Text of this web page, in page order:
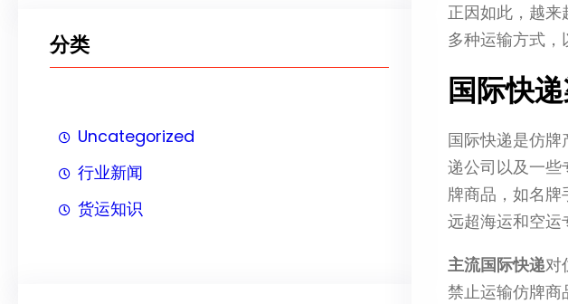
分类
Uncategorized
行业新闻
货运知识
正因如此，越来
多种运输方式，
国际快
国际快递是仿牌
递公司以及一
牌商品，如名
远超海运和空运
主流国际快递对
禁止运输仿牌